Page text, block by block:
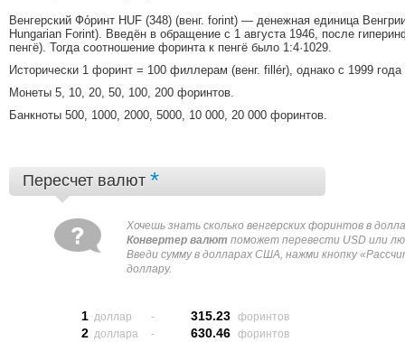
Венгерский Фо́ринт HUF (348) (венг. forint) — денежная единица
Hungarian Forint). Введён в обращение с 1 августа 1946, после
пенгё). Тогда соотношение форинта к пенгё было 1:4·1029.
Исторически 1 форинт = 100 филлерам (венг. fillér), однако с 1999
Монеты 5, 10, 20, 50, 100, 200 форинтов.
Банкноты 500, 1000, 2000, 5000, 10 000, 20 000 форинтов.
Пересчет валют *
Xочешь знать сколько венгерских форинтов в
Конвертер валют поможет перевести USD или
Введи сумму в долларах США, нажми кнопку
доллару.
1 доллар - 315.23 форинтов
2 доллара - 630.46 форинтов